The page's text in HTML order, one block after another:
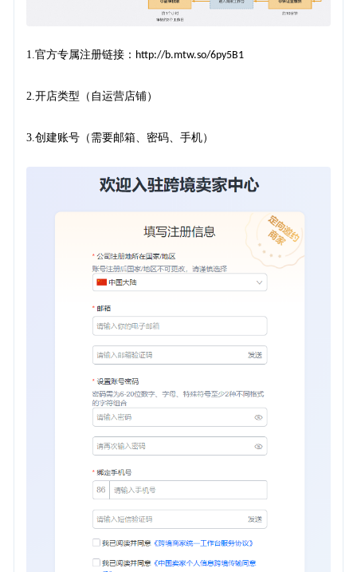
1. 官方专属注册链接： http://b.mtw.so/6py5B1
2. 开店类型（自运营店铺）
3. 创建账号（需要邮箱、密码、手机）